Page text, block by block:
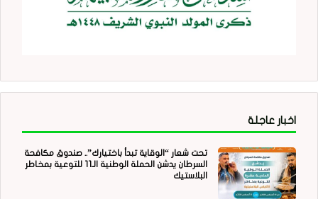
اخبار عاجلة
تحت شعار “الوقاية تبدأ باختيارك”.. صندوق مكافحة
السرطان يدشن الحملة الوطنية الـ11 للتوعية بمخاطر
البلاستيك